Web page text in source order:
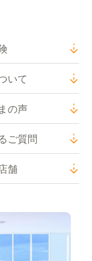
いて
の声
ご質問
舗